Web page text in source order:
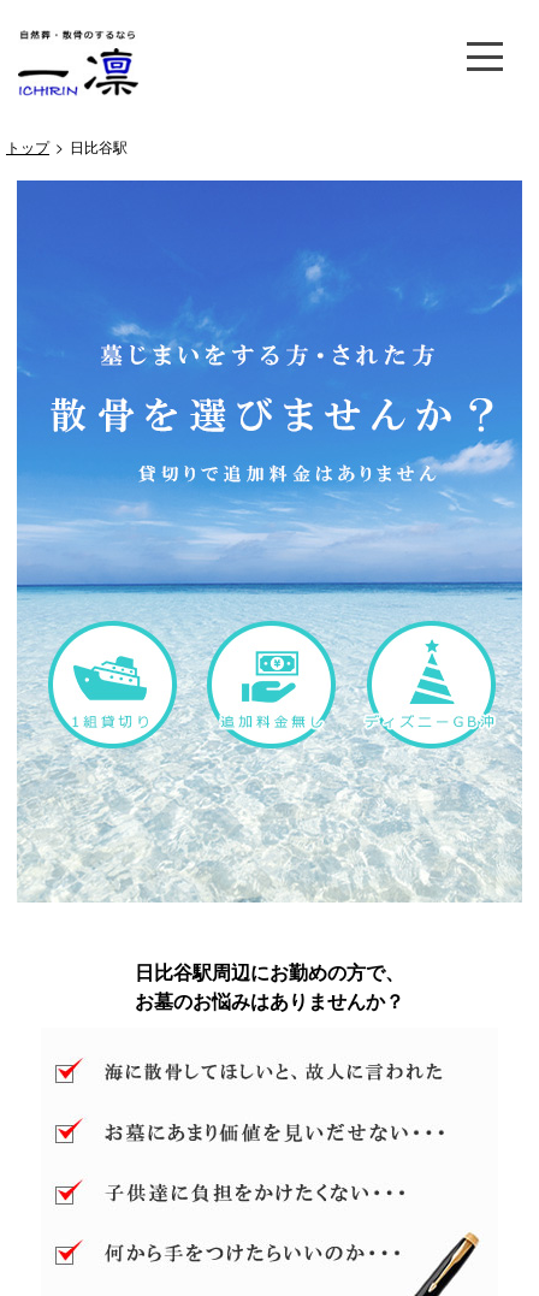
トップ > 日比谷駅
日比谷駅周辺にお勤めの方で、
お墓のお悩みはありませんか？